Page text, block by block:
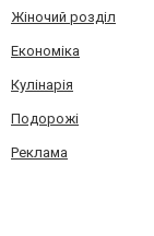
Жіночий розділ
Економіка
Кулінарія
Подорожі
Реклама